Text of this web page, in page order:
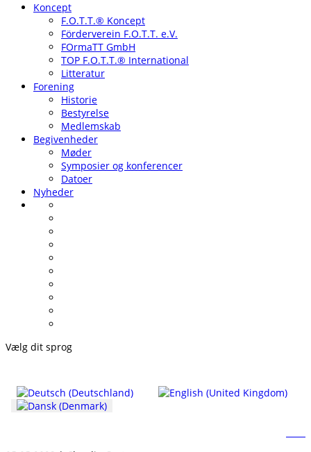
Koncept
F.O.T.T.® Koncept
Förderverein F.O.T.T. e.V.
FOrmaTT GmbH
TOP F.O.T.T.® International
Litteratur
Forening
Historie
Bestyrelse
Medlemskab
Begivenheder
Møder
Symposier og konferencer
Datoer
Nyheder
Vælg dit sprog